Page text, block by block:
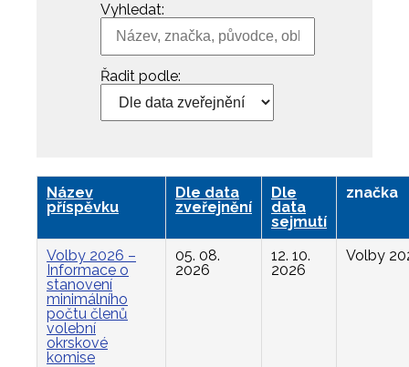
Vyhledat:
Řadit podle:
Název
příspěvku
Dle data
zveřejnění
Dle
data
sejmutí
značka
Volby 2026 –
Informace o
stanovení
minimálního
počtu členů
volební
okrskové
komise
05. 08.
2026
12. 10.
2026
Volby